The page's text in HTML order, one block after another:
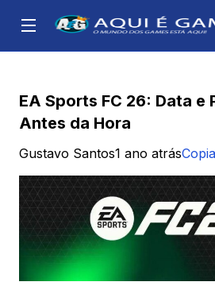
EA Sports FC 26: Data e
Antes da Hora
Gustavo Santos1 ano atrás